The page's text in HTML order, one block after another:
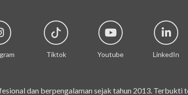
Tiktok Youtube LinkedIn
dan berpengalaman sejak tahun 2013. Terbukti